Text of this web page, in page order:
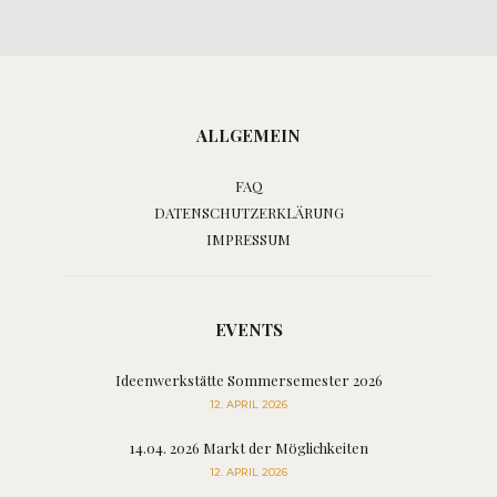
ALLGEMEIN
FAQ
DATENSCHUTZERKLÄRUNG
IMPRESSUM
EVENTS
Ideenwerkstätte Sommersemester 2026
12. APRIL 2026
14.04. 2026 Markt der Möglichkeiten
12. APRIL 2026